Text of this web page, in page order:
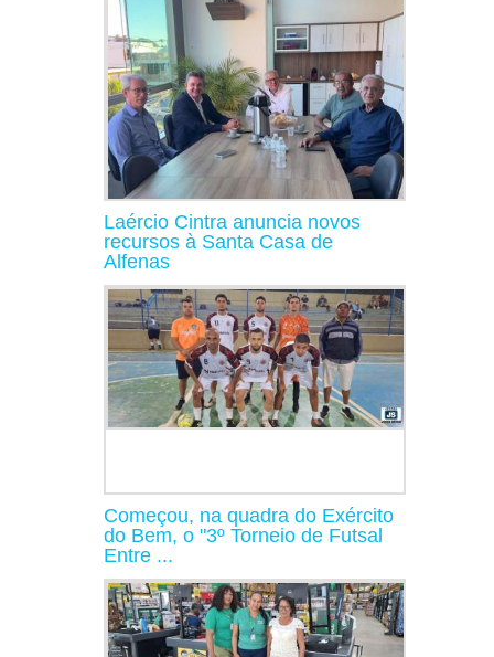
Laércio Cintra anuncia novos
recursos à Santa Casa de
Alfenas
Começou, na quadra do Exército
do Bem, o "3º Torneio de Futsal
Entre ...